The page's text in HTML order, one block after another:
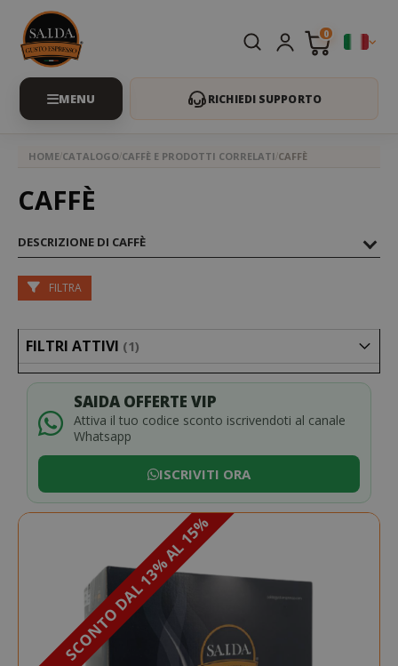
0
RICHIEDI SUPPORTO
HOME CATALOGO CAFFÈ E PRODOTTI CORRELATI CAFFÈ
CAFFÈ
DESCRIZIONE DI CAFFÈ
SAIDA OFFERTE VIP
Attiva il tuo codice sconto iscrivendoti al canale
Whatsapp
ISCRIVITI ORA
SCONTO DAL 13% AL 15%
FILTRA
FILTRI ATTIVI